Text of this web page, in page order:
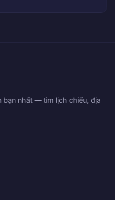
bạn nhất — tìm lịch chiếu, địa